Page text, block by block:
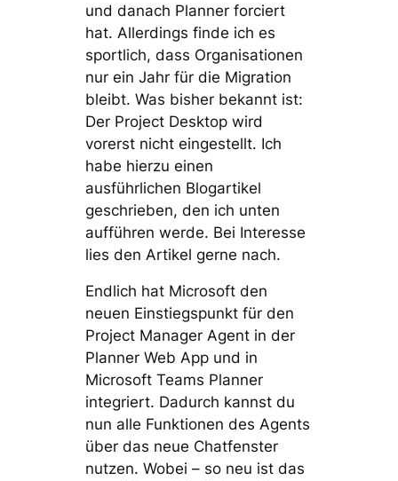
und danach Planner forciert
hat. Allerdings finde ich es
sportlich, dass Organisationen
nur ein Jahr für die Migration
bleibt. Was bisher bekannt ist:
Der Project Desktop wird
vorerst nicht eingestellt. Ich
habe hierzu einen
ausführlichen Blogartikel
geschrieben, den ich unten
aufführen werde. Bei Interesse
lies den Artikel gerne nach.
Endlich hat Microsoft den
neuen Einstiegspunkt für den
Project Manager Agent in der
Planner Web App und in
Microsoft Teams Planner
integriert. Dadurch kannst du
nun alle Funktionen des Agents
über das neue Chatfenster
nutzen. Wobei – so neu ist das